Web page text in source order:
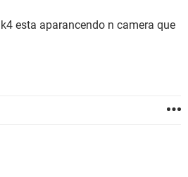
EXCEL
esta aparancendo n camera que